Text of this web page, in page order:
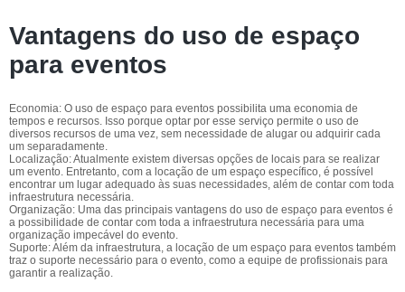
Vantagens do uso de espaço
para eventos
Economia: O uso de espaço para eventos possibilita uma economia de
tempos e recursos. Isso porque optar por esse serviço permite o uso de
diversos recursos de uma vez, sem necessidade de alugar ou adquirir cada
um separadamente.
Localização: Atualmente existem diversas opções de locais para se realizar
um evento. Entretanto, com a locação de um espaço específico, é possível
encontrar um lugar adequado às suas necessidades, além de contar com toda
infraestrutura necessária.
Organização: Uma das principais vantagens do uso de espaço para eventos é
a possibilidade de contar com toda a infraestrutura necessária para uma
organização impecável do evento.
Suporte: Além da infraestrutura, a locação de um espaço para eventos também
traz o suporte necessário para o evento, como a equipe de profissionais para
garantir a realização.